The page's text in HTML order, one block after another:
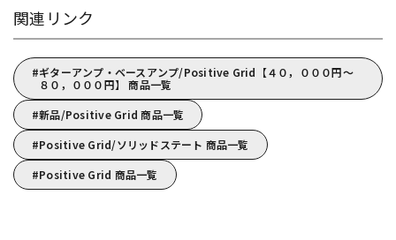
関連リンク
ギターアンプ・ベースアンプ/Positive Grid【４０，０００円～
８０，０００円】 商品一覧
新品/Positive Grid 商品一覧
Positive Grid/ソリッドステート 商品一覧
Positive Grid 商品一覧